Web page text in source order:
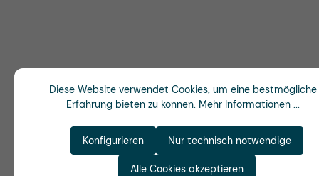
Diese Website verwendet Cookies, um eine bestmögliche
Erfahrung bieten zu können. Mehr Informationen ...
Nur technisch notwendige
Konfigurieren
Alle Cookies akzeptieren